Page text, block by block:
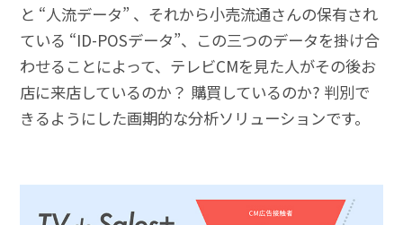
と “人流データ” 、それから小売流通さんの保有され
ている “ID-POSデータ”、この三つのデータを掛け合
わせることによって、テレビCMを見た人がその後お
店に来店しているのか？ 購買しているのか? 判別で
きるようにした画期的な分析ソリューションです。